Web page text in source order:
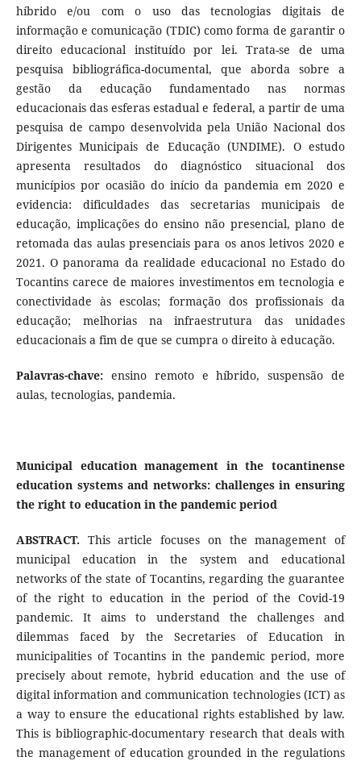
híbrido e/ou com o uso das tecnologias digitais de
informação e comunicação (TDIC) como forma de garantir o
direito educacional instituído por lei. Trata-se de uma
pesquisa bibliográfica-documental, que aborda sobre a
gestão da educação fundamentado nas normas
educacionais das esferas estadual e federal, a partir de uma
pesquisa de campo desenvolvida pela União Nacional dos
Dirigentes Municipais de Educação (UNDIME). O estudo
apresenta resultados do diagnóstico situacional dos
municípios por ocasião do início da pandemia em 2020 e
evidencia: dificuldades das secretarias municipais de
educação, implicações do ensino não presencial, plano de
retomada das aulas presenciais para os anos letivos 2020 e
2021. O panorama da realidade educacional no Estado do
Tocantins carece de maiores investimentos em tecnologia e
conectividade às escolas; formação dos profissionais da
educação; melhorias na infraestrutura das unidades
educacionais a fim de que se cumpra o direito à educação.
Palavras-chave: ensino remoto e híbrido, suspensão de
aulas, tecnologias, pandemia.
Municipal education management in the tocantinense
education systems and networks: challenges in ensuring
the right to education in the pandemic period
ABSTRACT. This article focuses on the management of
municipal education in the system and educational
networks of the state of Tocantins, regarding the guarantee
of the right to education in the period of the Covid-19
pandemic. It aims to understand the challenges and
dilemmas faced by the Secretaries of Education in
municipalities of Tocantins in the pandemic period, more
precisely about remote, hybrid education and the use of
digital information and communication technologies (ICT) as
a way to ensure the educational rights established by law.
This is bibliographic-documentary research that deals with
the management of education grounded in the regulations